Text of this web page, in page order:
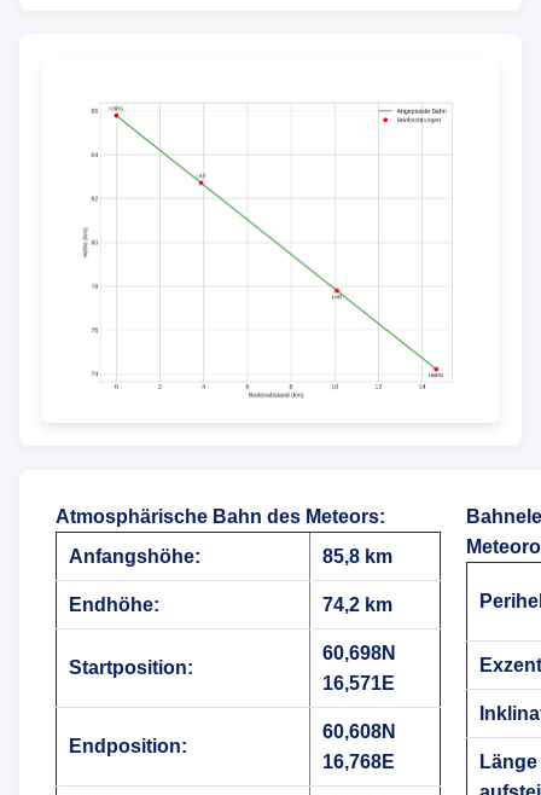
Atmosphärische Bahn des Meteors:
Anfangshöhe:
85,8 km
Endhöhe: 74,2 km
Startposition:
60,698N
16,571E
Endposition:
60,608N
16,768E